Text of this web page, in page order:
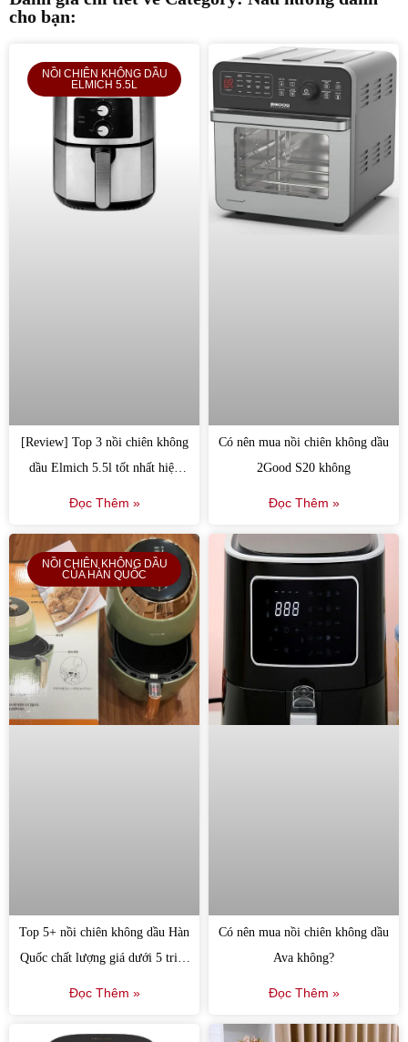
cho bạn:
NỒI CHIÊN KHÔNG DẦU
ELMICH 5.5L
[Review] Top 3 nồi chiên không
dầu Elmich 5.5l tốt nhất hiện
Đọc Thêm »
Có nên mua nồi chiên không dầu
2Good S20 không
Đọc Thêm »
NỒI CHIÊN KHÔNG DẦU
CỦA HÀN QUỐC
Top 5+ nồi chiên không dầu Hàn
Quốc chất lượng giá dưới 5 triệu
Đọc Thêm »
Có nên mua nồi chiên không dầu
Ava không?
Đọc Thêm »